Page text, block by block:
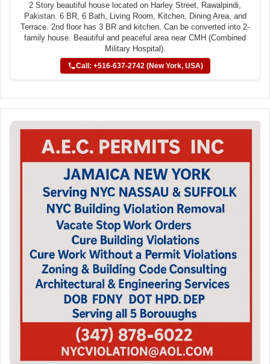
2 Story beautiful house located on Harley Street, Rawalpindi,
Pakistan. 6 BR, 6 Bath, Living Room, Kitchen, Dining Area, and
Terrace. 2nd floor has 3 BR and kitchen. Can be converted into 2-
family house. Beautiful and peaceful area near CMH (Combined
Military Hospital).
Call: +516-637-2742 (New York, USA)